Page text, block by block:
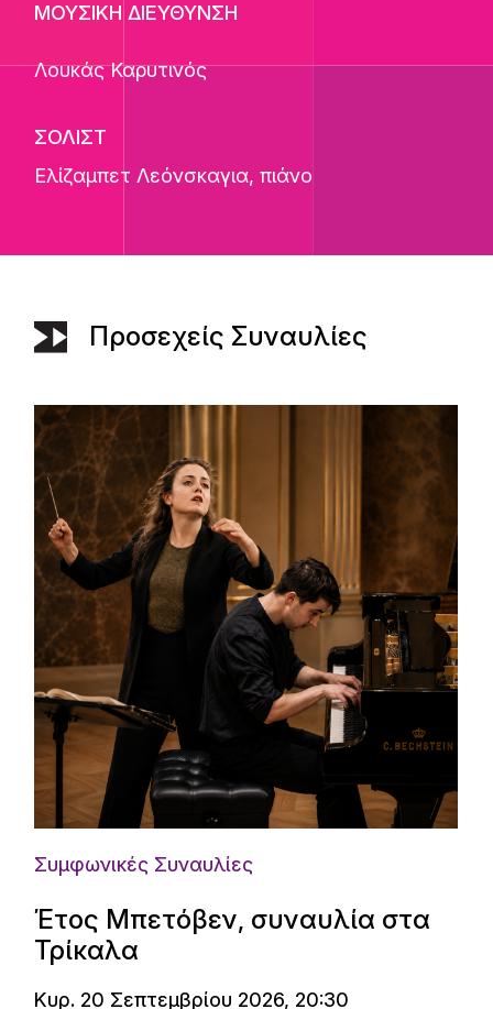
ΜΟΥΣΙΚΗ ΔΙΕΥΘΥΝΣΗ
Λουκάς Καρυτινός
ΣΟΛΙΣΤ
Ελίζαμπετ Λεόνσκαγια, πιάνο
Προσεχείς Συναυλίες
Συμφωνικές Συναυλίες
Έτος Μπετόβεν, συναυλία στα
Τρίκαλα
Κυρ. 20 Σεπτεμβρίου 2026, 20:30